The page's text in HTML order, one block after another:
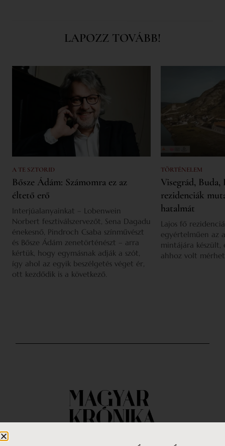
LAPOZZ TOVÁBB!
A TE SZTORID
Bősze Ádám: Számomra ez az
éltető erő
Interjúalanyainkat – Lobenwein
Norbert fesztiválszervezőt, Sena Dagadu
énekesnő, Pindroch Csaba színművészt
és Bősze Ádám zenetörténészt – arra
kértük, hogy egymásnak adják a szót,
így ahol az egyik beszélgetés véget ér,
ott kezdődik is a következő.
TÖRTÉNELEM
Visegrád,
rezidenciák
hatalmát
Lajos fő
egyértelműen az
mintájára készült,
ahhoz volt